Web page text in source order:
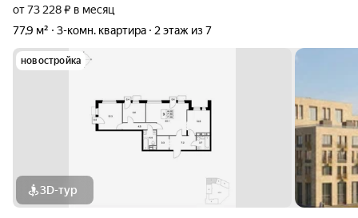
от 73 228 ₽ в месяц
77,9 м²
3-комн. квартира 2 этаж из 7
новостройка
3D-тур